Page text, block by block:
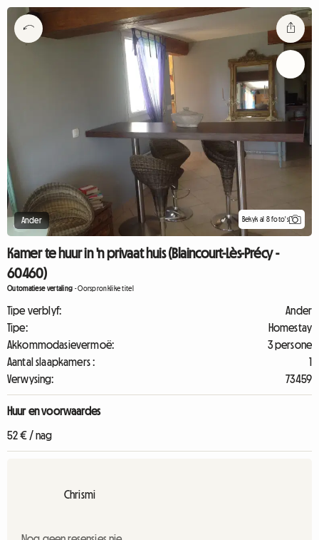
Ander Bekyk al 8 foto's
Kamer te huur in 'n privaat huis (Blaincourt-Lès-Précy -
60460)
Outomatiese vertaling -Oorspronklike titel
Tipe verblyf:
Ander
Tipe:
Homestay
Akkommodasievermoë:
3 persone
Aantal slaapkamers :
1
Verwysing:
73459
Huur en voorwaardes
52 € / nag
Chrismi